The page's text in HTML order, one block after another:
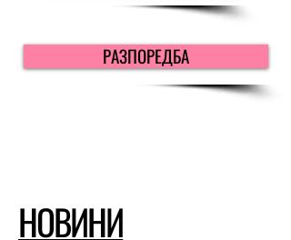
РАЗПОРЕДБА
НОВИНИ